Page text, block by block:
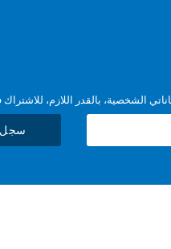
الشخصية، بالقدر اللازم، للاشتراك
سجل